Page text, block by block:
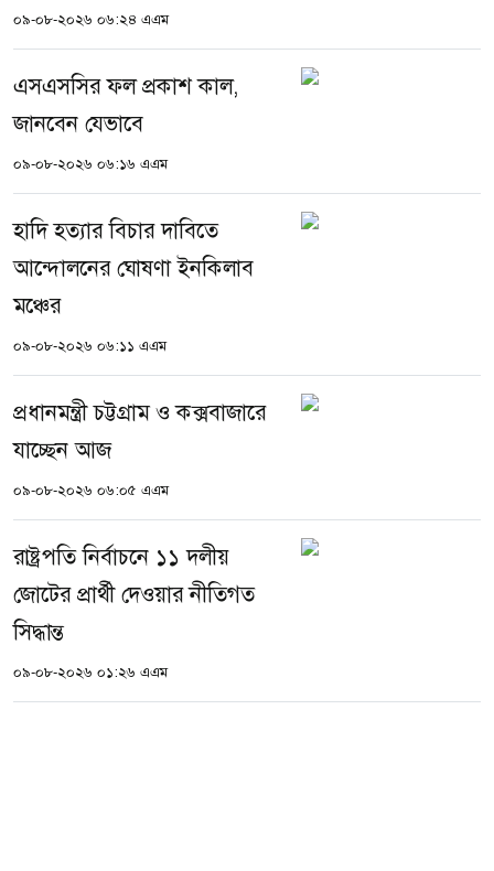
০৯-০৮-২০২৬ ০৬:২৪ এএম
এসএসসির ফল প্রকাশ কাল,
জানবেন যেভাবে
০৯-০৮-২০২৬ ০৬:১৬ এএম
হাদি হত্যার বিচার দাবিতে
আন্দোলনের ঘোষণা ইনকিলাব
মঞ্চের
০৯-০৮-২০২৬ ০৬:১১ এএম
প্রধানমন্ত্রী চট্টগ্রাম ও কক্সবাজারে
যাচ্ছেন আজ
০৯-০৮-২০২৬ ০৬:০৫ এএম
রাষ্ট্রপতি নির্বাচনে ১১ দলীয়
জোটের প্রার্থী দেওয়ার নীতিগত
সিদ্ধান্ত
০৯-০৮-২০২৬ ০১:২৬ এএম